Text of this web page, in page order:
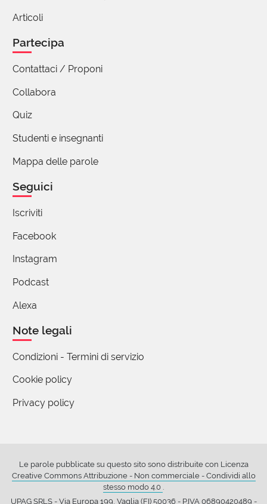
Articoli
Partecipa
Contattaci / Proponi
Collabora
Quiz
Studenti e insegnanti
Mappa delle parole
Seguici
Iscriviti
Facebook
Instagram
Podcast
Alexa
Note legali
Condizioni - Termini di servizio
Cookie policy
Privacy policy
Le parole pubblicate su questo sito sono distribuite con Licenza
Creative Commons Attribuzione - Non commerciale - Condividi allo
stesso modo 4.0 .
UPAG SRLS - Via Europa 199, Vaglia (FI) 50036 - P.IVA 06890420489 -